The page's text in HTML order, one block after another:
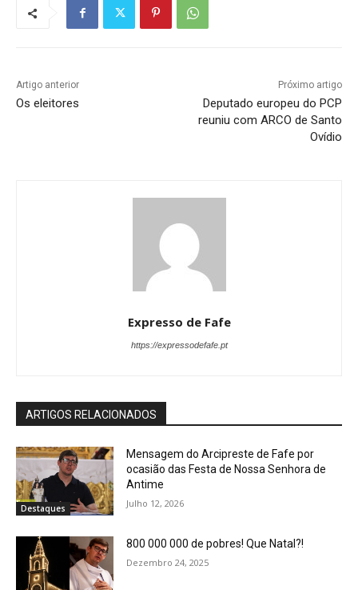
Artigo anterior
Os eleitores
Próximo artigo
Deputado europeu do PCP
reuniu com ARCO de Santo
Ovídio
Expresso de Fafe
https://expressodefafe.pt
ARTIGOS RELACIONADOS
Destaques
Mensagem do Arcipreste de Fafe por
ocasião das Festa de Nossa Senhora de
Antime
Julho 12, 2026
800 000 000 de pobres! Que Natal?!
Dezembro 24, 2025